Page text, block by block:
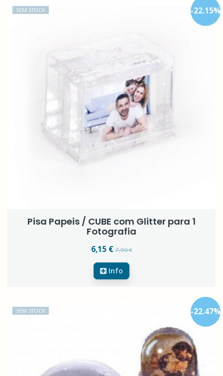
-22.15%
SEM STOCK
Pisa Papeis / CUBE com Glitter para 1
Fotografia
6,15 €7,90 €
Info
-22.47%
SEM STOCK